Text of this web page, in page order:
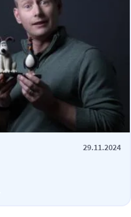
29.11.2024